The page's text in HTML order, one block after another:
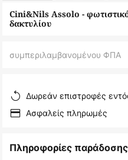
Μετάβαση
στην
της
Cini&Nils Assolo -
δακτυλίου
συμπεριλαμβανομένου ΦΠΑ
Δωρεάν επιστροφές
Ασφαλείς πληρωμές
Πληροφορίες παράδοσης